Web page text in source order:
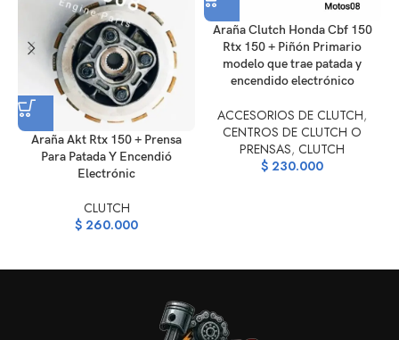
Araña Akt Rtx 150 + Prensa
Para Patada Y Encendió
Electrónic
CLUTCH
$ 260.000
Araña Clutch Honda Cbf 150
Rtx 150 + Piñón Primario
modelo que trae patada y
encendido electrónico
ACCESORIOS DE CLUTCH,
CENTROS DE CLUTCH O
PRENSAS, CLUTCH
$ 230.000